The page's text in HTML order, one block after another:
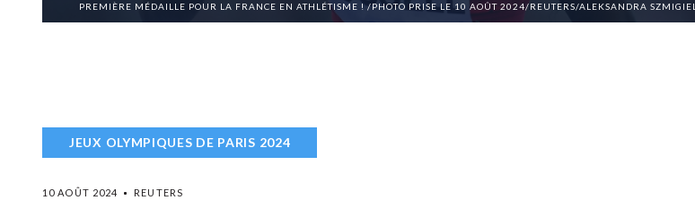
PREMIÈRE MÉDAILLE POUR LA FRANCE EN ATHLÉTISME ! /PHOTO PRISE LE 10 AOÛT 2024/REUTERS/ALEKSANDRA SZMIGIEL
JEUX OLYMPIQUES DE PARIS 2024
10 AOÛT 2024 REUTERS